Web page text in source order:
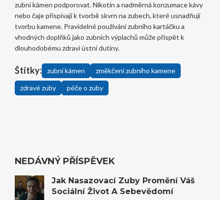
zubní kámen podporovat. Nikotin a nadměrná konzumace kávy
nebo čaje přispívají k tvorbě skvrn na zubech, které usnadňují
tvorbu kamene. Pravidelné používání zubního kartáčku a
vhodných doplňků jako zubních výplachů může přispět k
dlouhodobému zdraví ústní dutiny.
Štítky: zubní kámen změkčení zubního kamene
zdravé zuby péče o zuby
NEDÁVNÝ PŘÍSPĚVEK
Jak Nasazovací Zuby Promění Váš
Sociální Život A Sebevědomí